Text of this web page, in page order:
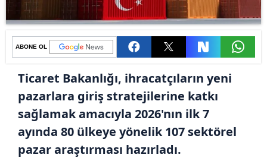
ABONE OL
Ticaret Bakanlığı, ihracatçıların yeni
pazarlara giriş stratejilerine katkı
sağlamak amacıyla 2026'nın ilk 7
ayında 80 ülkeye yönelik 107 sektörel
pazar araştırması hazırladı.